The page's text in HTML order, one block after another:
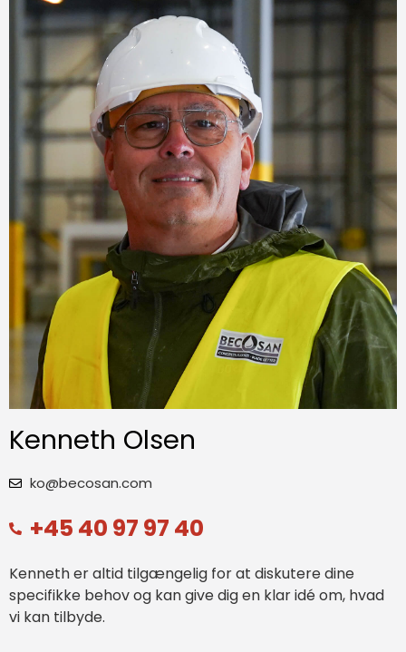
Kenneth Olsen
ko@becosan.com
+45 40 97 97 40
Kenneth er altid tilgængelig for at diskutere dine
specifikke behov og kan give dig en klar idé om, hvad
vi kan tilbyde.